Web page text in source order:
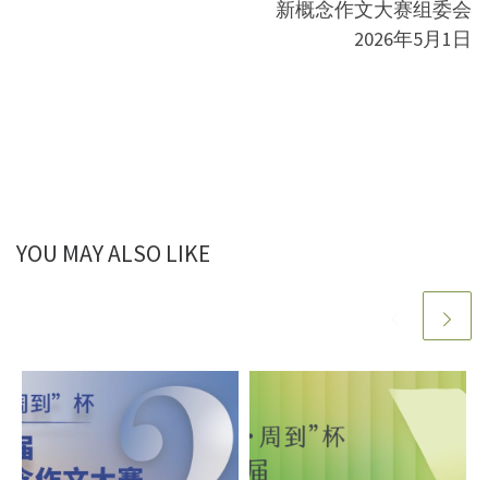
新概念作文大赛组委会
2026年5月1日
YOU MAY ALSO LIKE